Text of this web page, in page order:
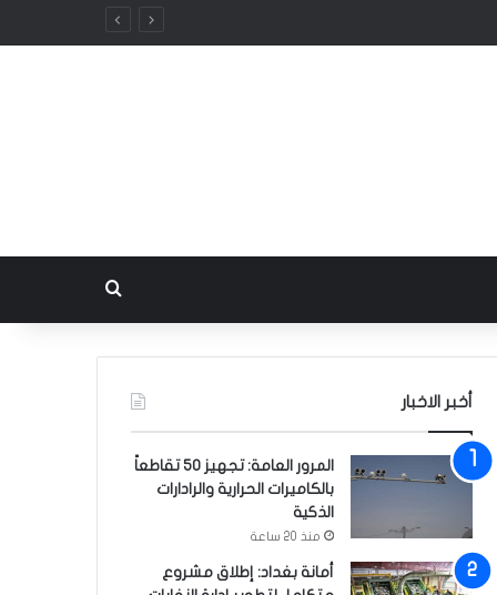
أخبر الاخبار
المرور العامة: تجهيز 50 تقاطعاً
بالكاميرات الحرارية والرادارات
الذكية
منذ 20 ساعة
أمانة بغداد: إطلاق مشروع